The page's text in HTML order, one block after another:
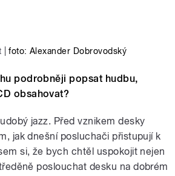
foto: Alexander Dobrovodský
podrobněji popsat hudbu,
obsahovat?
jazz. Před vznikem desky
jak dnešní posluchači přistupují k
si, že bych chtěl uspokojit nejen
poslouchat desku na dobrém